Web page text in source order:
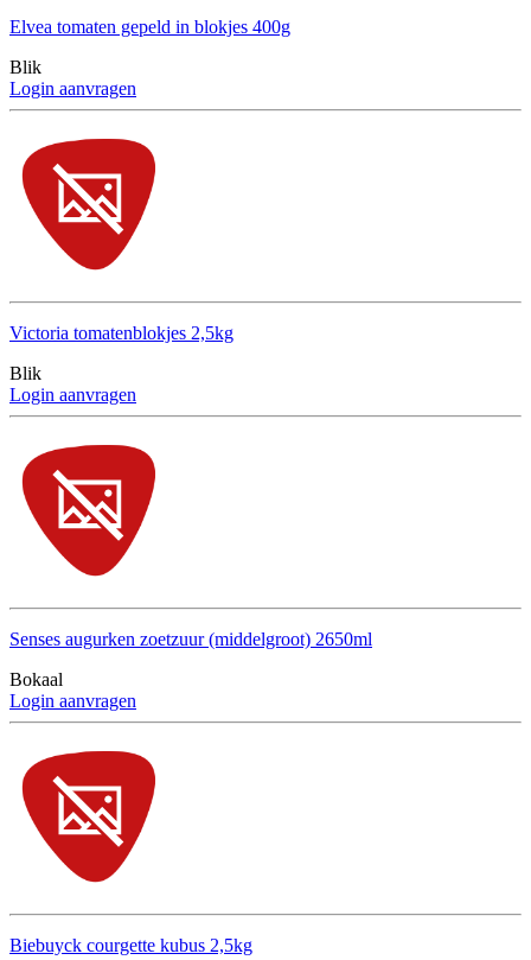
Elvea tomaten gepeld in blokjes 400g
Blik
Login aanvragen
Victoria tomatenblokjes 2,5kg
Blik
Login aanvragen
Senses augurken zoetzuur (middelgroot) 2650ml
Bokaal
Login aanvragen
Biebuyck courgette kubus 2,5kg